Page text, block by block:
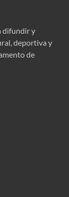
difundir y
deportiva y
de